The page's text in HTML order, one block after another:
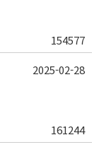
154577
161244
2025-02-28